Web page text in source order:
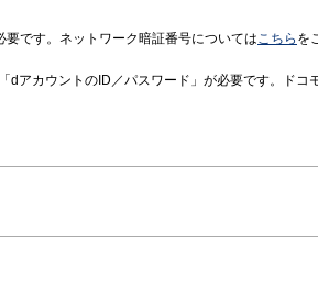
です。ネットワーク暗証番号についてはこちら を
dアカウントのID／パスワード」が必要です。ドコ